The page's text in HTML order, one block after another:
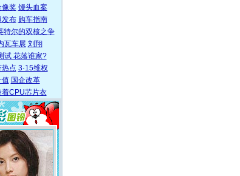
奖 馒头血案
发布 购车指南
特尔的双核之争
瓦车展 刘翔
试 花落谁家?
点 3·15维权
值 国企改革
着CPU芯片衣